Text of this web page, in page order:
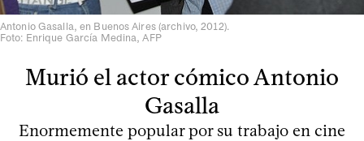
Antonio Gasalla, en Buenos Aires (archivo, 2012).
Foto: Enrique García Medina, AFP
Murió el actor cómico Antonio
Gasalla
Enormemente popular por su trabajo en cine